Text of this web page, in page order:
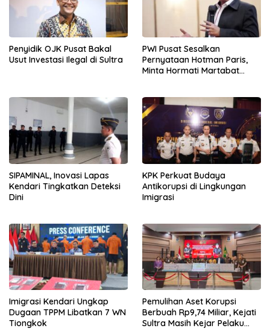
Penyidik OJK Pusat Bakal
Usut Investasi Ilegal di Sultra
PWI Pusat Sesalkan
Pernyataan Hotman Paris,
Minta Hormati Martabat
SIPAMINAL, Inovasi Lapas
Kendari Tingkatkan Deteksi
Dini
KPK Perkuat Budaya
Antikorupsi di Lingkungan
Imigrasi
Imigrasi Kendari Ungkap
Dugaan TPPM Libatkan 7 WN
Tiongkok
Pemulihan Aset Korupsi
Berbuah Rp9,74 Miliar, Kejati
Sultra Masih Kejar Pelaku